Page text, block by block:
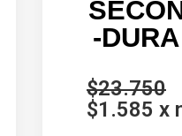
-
$23.750
$1.585 x